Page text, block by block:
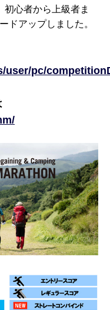
初心者から上級者ま
ドアップしました。
user/pc/